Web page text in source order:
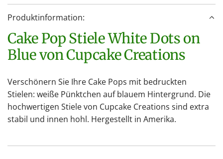
.
.
Produktinformation:
Cake Pop Stiele White Dots on
Blue von Cupcake Creations
Verschönern Sie Ihre Cake Pops mit bedruckten
Stielen: weiße Pünktchen auf blauem Hintergrund. Die
hochwertigen Stiele von Cupcake Creations sind extra
stabil und innen hohl. Hergestellt in Amerika.